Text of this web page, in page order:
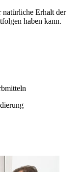
Erhalt der
haben kann.